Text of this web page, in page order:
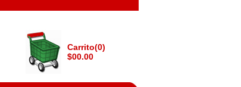
Carrito(0)
$00.00